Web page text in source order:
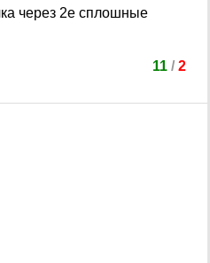
через 2е сплошные
11/ 2